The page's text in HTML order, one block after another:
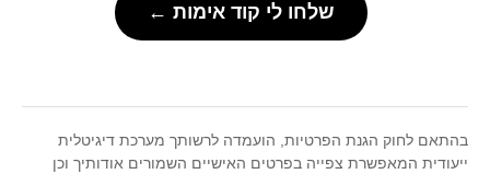
שלחו לי קוד אימות ←
בהתאם לחוק הגנת הפרטיות, הועמדה לרשותך מערכת דיגיטלית
ייעודית המאפשרת צפייה בפרטים האישיים השמורים אודותיך וכן